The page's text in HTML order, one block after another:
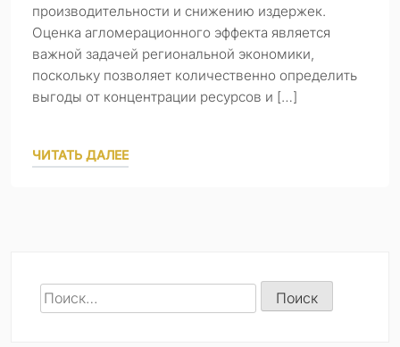
производительности и снижению издержек.
Оценка агломерационного эффекта является
важной задачей региональной экономики,
поскольку позволяет количественно определить
выгоды от концентрации ресурсов и […]
ЧИТАТЬ ДАЛЕЕ
Найти: